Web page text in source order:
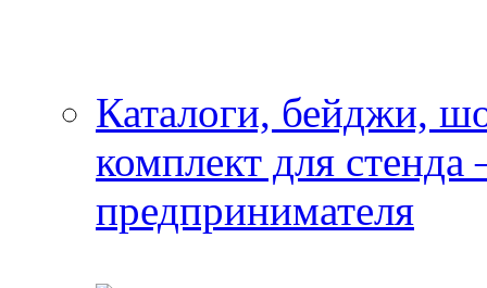
Каталоги, бейджи,
комплект для
предпринимателя